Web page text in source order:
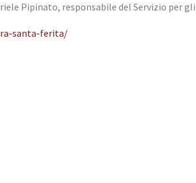
Pipinato, responsabile del Servizio per
santa-ferita/